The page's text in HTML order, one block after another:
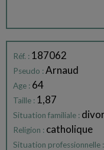
Réf. : 187062
Pseudo :Arnaud
Age : 64
Taille : 1,87
Situation familiale :
Religion : catholique
Situation professionnelle :